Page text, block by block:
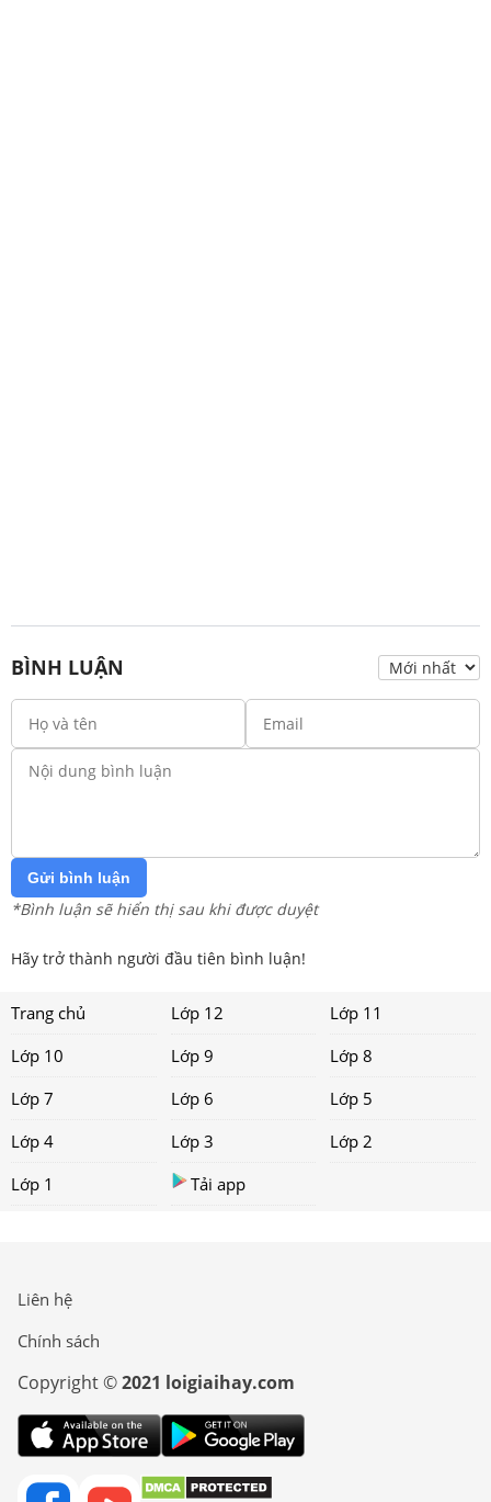
BÌNH LUẬN
Gửi bình luận
*Bình luận sẽ hiển thị sau khi được duyệt
Hãy trở thành người đầu tiên bình luận!
Trang chủ Lớp 12
Lớp 11
Lớp 10
Lớp 9
Lớp 8
Lớp 7
Lớp 6
Lớp 5
Lớp 4
Lớp 3
Lớp 2
Lớp 1
Tải app
Liên hệ
Chính sách
Copyright ©2021 loigiaihay.com